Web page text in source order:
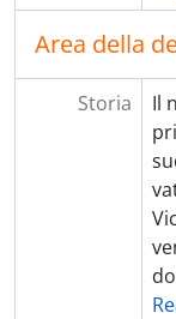
Area della
Storia
Il